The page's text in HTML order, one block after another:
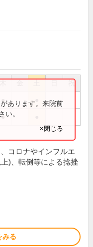
祝
●
●
あります。来院前
い。
×閉じる
コロナやインフルエ
)、転倒等による捻挫
みる